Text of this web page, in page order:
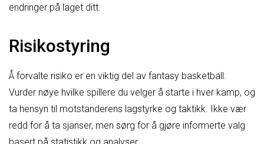
endringer på laget ditt.
Risikostyring
Å forvalte risiko er en viktig del av fantasy basketball.
Vurder nøye hvilke spillere du velger å starte i hver kamp, og
ta hensyn til motstanderens lagstyrke og taktikk. Ikke vær
redd for å ta sjanser, men sørg for å gjøre informerte valg